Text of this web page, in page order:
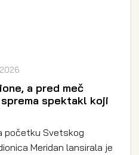
a pred meč
spektakl koji
početku Svetskog
Meridan lansirala je